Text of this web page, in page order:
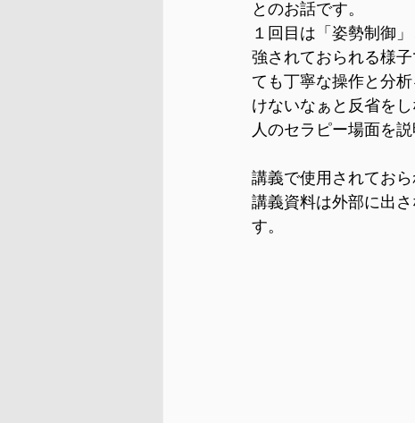
とのお話です。
１回目は「姿勢制御
強されておられる様
ても丁寧な操作と分
けないなぁと反省を
人のセラピー場面を
講義で使用されてお
講義資料は外部に出
す。